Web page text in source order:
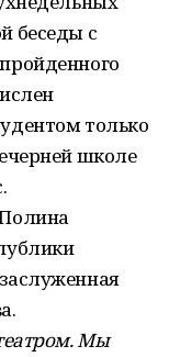
беседы с
только
школе
Мы